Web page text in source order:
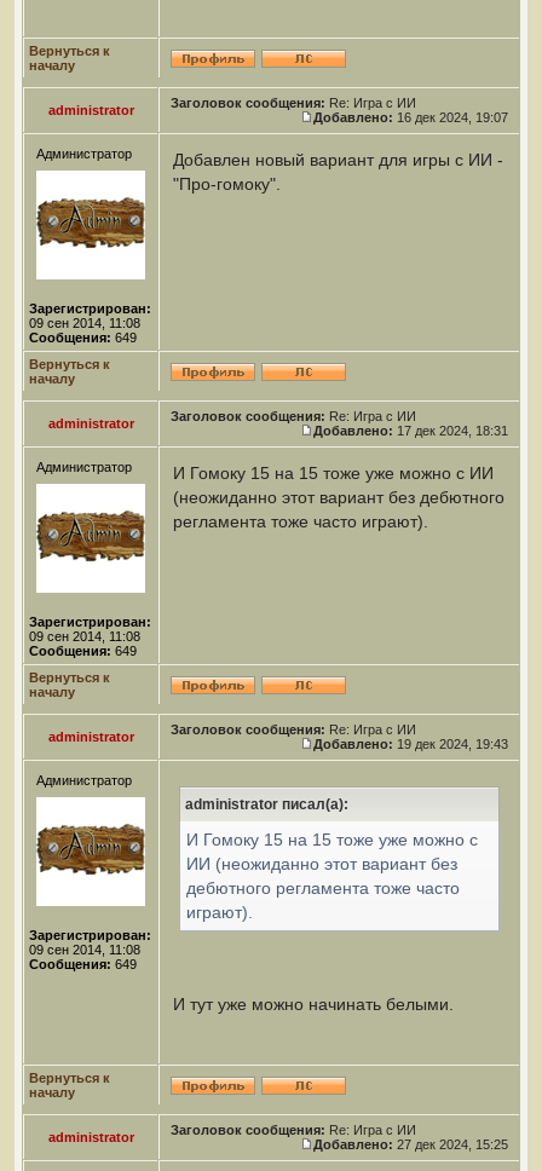
Вернуться к
началу
administrator Заголовок сообщения: Re: Игра с ИИ
Добавлено: 16 дек 2024, 19:07
Администратор
Зарегистрирован:
09 сен 2014, 11:08
Сообщения: 649
Добавлен новый вариант для игры с ИИ -
"Про-гомоку".
Вернуться к
началу
administrator Заголовок сообщения: Re: Игра с ИИ
Добавлено: 17 дек 2024, 18:31
Администратор
Зарегистрирован:
09 сен 2014, 11:08
Сообщения: 649
И Гомоку 15 на 15 тоже уже можно с ИИ
(неожиданно этот вариант без дебютного
регламента тоже часто играют).
Вернуться к
началу
administrator Заголовок сообщения: Re: Игра с ИИ
Добавлено: 19 дек 2024, 19:43
Администратор
Зарегистрирован:
09 сен 2014, 11:08
Сообщения: 649
administrator писал(а):
И Гомоку 15 на 15 тоже уже можно с
ИИ (неожиданно этот вариант без
дебютного регламента тоже часто
играют).
И тут уже можно начинать белыми.
Вернуться к
началу
administrator Заголовок сообщения: Re: Игра с ИИ
Добавлено: 27 дек 2024, 15:25